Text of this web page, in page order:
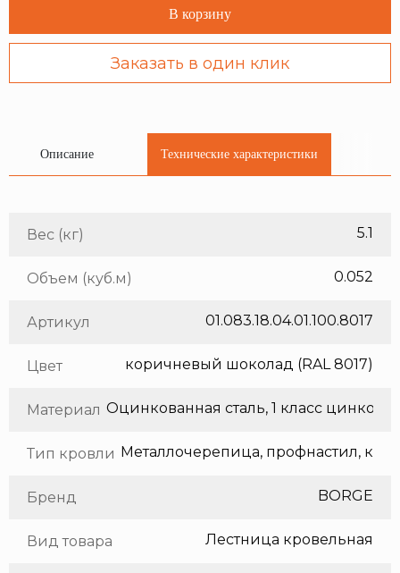
В корзину
Заказать в один клик
Описание Технические характеристики
Вес (кг) 5.1
Объем (куб.м) 0.052
Артикул 01.083.18.04.01.100.8017
Цвет коричневый шоколад (RAL 8017)
Материал
Тип кровли
Бренд BORGE
Вид товара Лестница кровельная